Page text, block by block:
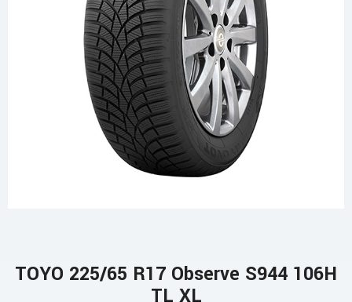
TOYO 225/65 R17 Observe S944 106H
TL XL